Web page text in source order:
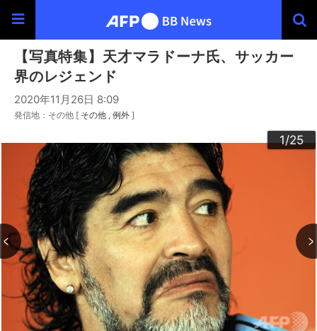
【写真特集】天才マラドーナ氏、サッカー
界のレジェンド
2020年11月26日 8:09
発信地：その他 [ その他 例外 ]
1/25
2/25
3/25
4/25
5/25
6/25
7/25
8/25
9/25
10/25
11/25
12/25
13/25
14/25
15/25
16/25
17/25
18/25
19/25
20/25
21/25
22/25
23/25
24/25
25/25